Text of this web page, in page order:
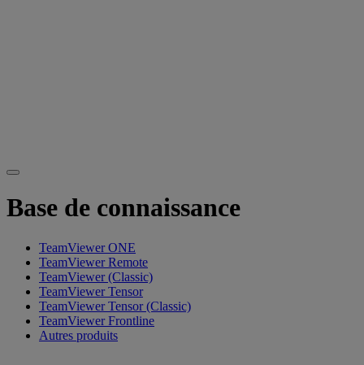
Base de connaissance
TeamViewer ONE
TeamViewer Remote
TeamViewer (Classic)
TeamViewer Tensor
TeamViewer Tensor (Classic)
TeamViewer Frontline
Autres produits